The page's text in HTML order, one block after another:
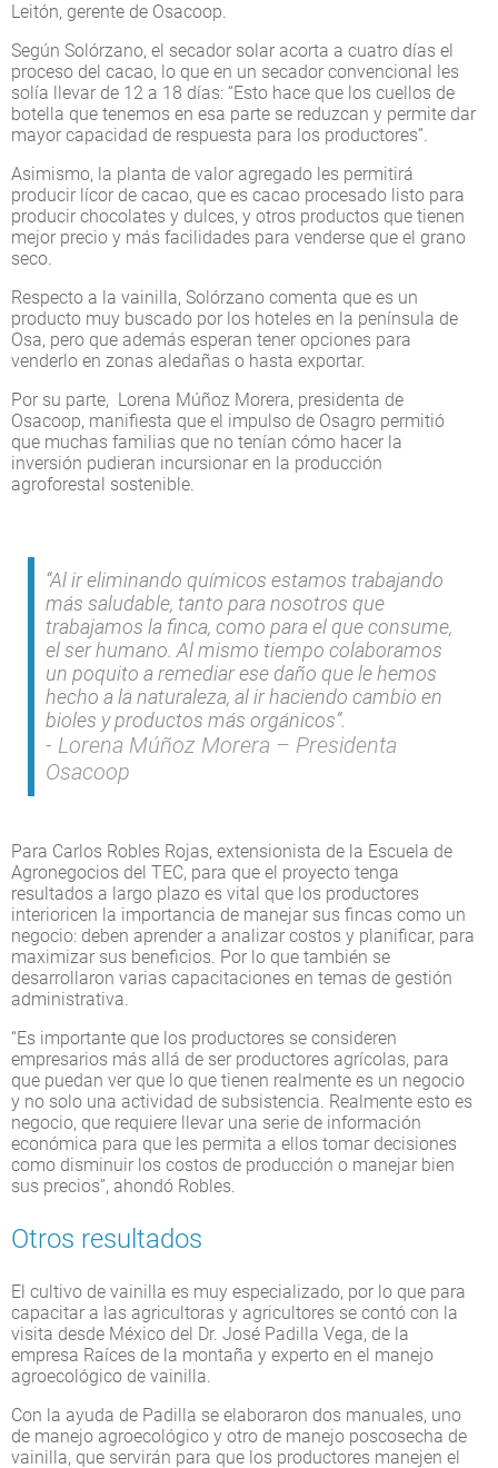
Leitón, gerente de Osacoop.
Según Solórzano, el secador solar acorta a cuatro días el
proceso del cacao, lo que en un secador convencional les
solía llevar de 12 a 18 días: “Esto hace que los cuellos de
botella que tenemos en esa parte se reduzcan y permite dar
mayor capacidad de respuesta para los productores”.
Asimismo, la planta de valor agregado les permitirá
producir lícor de cacao, que es cacao procesado listo para
producir chocolates y dulces, y otros productos que tienen
mejor precio y más facilidades para venderse que el grano
seco.
Respecto a la vainilla, Solórzano comenta que es un
producto muy buscado por los hoteles en la península de
Osa, pero que además esperan tener opciones para
venderlo en zonas aledañas o hasta exportar.
Por su parte, Lorena Múñoz Morera, presidenta de
Osacoop, manifiesta que el impulso de Osagro permitió
que muchas familias que no tenían cómo hacer la
inversión pudieran incursionar en la producción
agroforestal sostenible.
“Al ir eliminando químicos estamos trabajando
más saludable, tanto para nosotros que
trabajamos la finca, como para el que consume,
el ser humano. Al mismo tiempo colaboramos
un poquito a remediar ese daño que le hemos
hecho a la naturaleza, al ir haciendo cambio en
bioles y productos más orgánicos”.
Lorena Múñoz Morera – Presidenta
Osacoop
Para Carlos Robles Rojas, extensionista de la Escuela de
Agronegocios del TEC, para que el proyecto tenga
resultados a largo plazo es vital que los productores
interioricen la importancia de manejar sus fincas como un
negocio: deben aprender a analizar costos y planificar, para
maximizar sus beneficios. Por lo que también se
desarrollaron varias capacitaciones en temas de gestión
administrativa.
“Es importante que los productores se consideren
empresarios más allá de ser productores agrícolas, para
que puedan ver que lo que tienen realmente es un negocio
y no solo una actividad de subsistencia. Realmente esto es
negocio, que requiere llevar una serie de información
económica para que les permita a ellos tomar decisiones
como disminuir los costos de producción o manejar bien
sus precios”, ahondó Robles.
Otros resultados
El cultivo de vainilla es muy especializado, por lo que para
capacitar a las agricultoras y agricultores se contó con la
visita desde México del Dr. José Padilla Vega, de la
empresa Raíces de la montaña y experto en el manejo
agroecológico de vainilla.
Con la ayuda de Padilla se elaboraron dos manuales, uno
de manejo agroecológico y otro de manejo poscosecha de
vainilla, que servirán para que los productores manejen el